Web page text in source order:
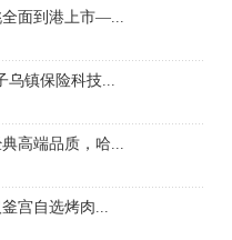
面到港上市—...
乌镇保险科技...
高端品质，哈...
宫自选烤肉...